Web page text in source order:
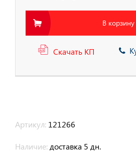
В корзину
Скачать КП
Артикул: 121266
Наличие: доставка 5 дн.